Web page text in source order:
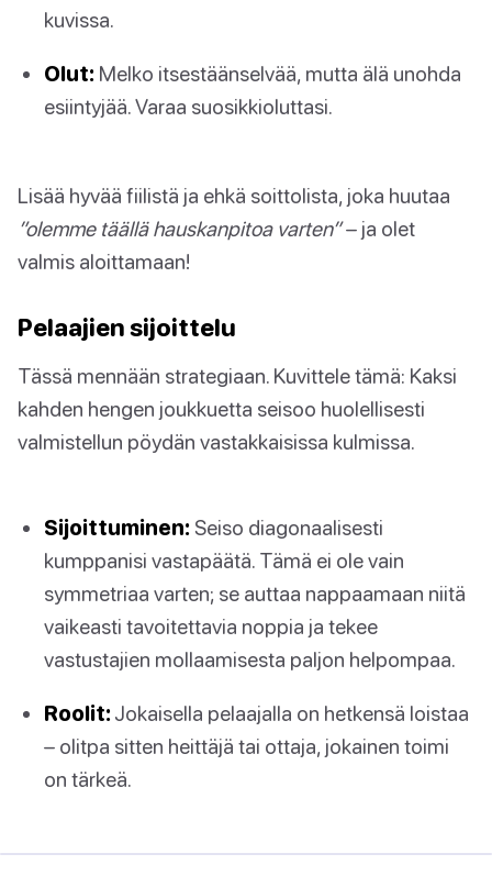
kuvissa.
Olut: Melko itsestäänselvää, mutta älä unohda
esiintyjää. Varaa suosikkioluttasi.
Lisää hyvää fiilistä ja ehkä soittolista, joka huutaa
”olemme täällä hauskanpitoa varten”– ja olet
valmis aloittamaan!
Pelaajien sijoittelu
Tässä mennään strategiaan. Kuvittele tämä: Kaksi
kahden hengen joukkuetta seisoo huolellisesti
valmistellun pöydän vastakkaisissa kulmissa.
Sijoittuminen: Seiso diagonaalisesti
kumppanisi vastapäätä. Tämä ei ole vain
symmetriaa varten; se auttaa nappaamaan niitä
vaikeasti tavoitettavia noppia ja tekee
vastustajien mollaamisesta paljon helpompaa.
Roolit: Jokaisella pelaajalla on hetkensä loistaa
– olitpa sitten heittäjä tai ottaja, jokainen toimi
on tärkeä.